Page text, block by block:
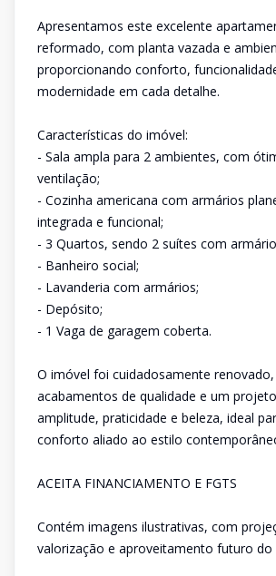
Apresentamos este excelente
reformado, com planta vazada e
proporcionando conforto,
modernidade em cada detalhe.
Características do imóvel:
- Sala ampla para 2 ambientes, com
ventilação;
- Cozinha americana com armários
integrada e funcional;
- 3 Quartos, sendo 2 suítes com
- Banheiro social;
- Lavanderia com armários;
- Depósito;
- 1 Vaga de garagem coberta.
O imóvel foi cuidadosamente
acabamentos de qualidade e um
amplitude, praticidade e beleza, ideal
conforto aliado ao estilo
ACEITA FINANCIAMENTO E FGTS
Contém imagens ilustrativas, com
valorização e aproveitamento futuro do